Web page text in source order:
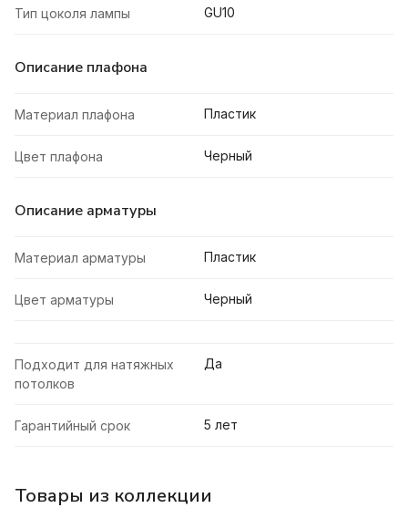
Тип цоколя лампы GU10
Описание плафона
Материал плафона Пластик
Цвет плафона Черный
Описание арматуры
Материал арматуры Пластик
Цвет арматуры Черный
Подходит для натяжных
потолков
Да
Гарантийный срок 5 лет
Товары из коллекции